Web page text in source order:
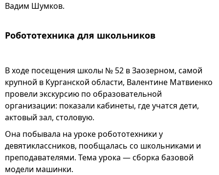
Вадим Шумков.
Робототехника для школьников
В ходе посещения школы № 52 в Заозерном, самой
крупной в Курганской области, Валентине Матвиенко
провели экскурсию по образовательной
организации: показали кабинеты, где учатся дети,
актовый зал, столовую.
Она побывала на уроке робототехники у
девятиклассников, пообщалась со школьниками и
преподавателями. Тема урока — сборка базовой
модели машинки.